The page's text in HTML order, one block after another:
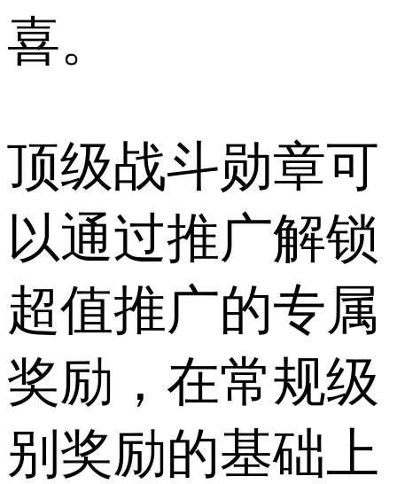
喜。
顶级战斗勋章可
以通过推广解锁
超值推广的专属
奖励，在常规级
别奖励的基础上